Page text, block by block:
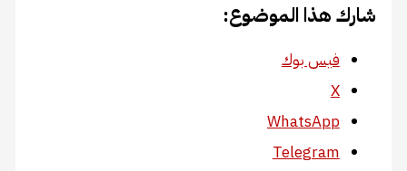
شارك هذا الموضوع:
فيس بوك
X
WhatsApp
Telegram